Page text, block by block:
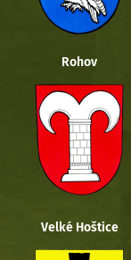
Rohov
Velké Hoštice